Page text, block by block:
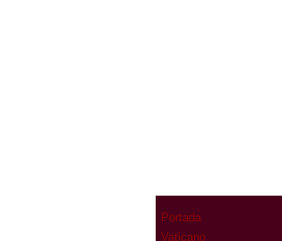
Portada
Vaticano